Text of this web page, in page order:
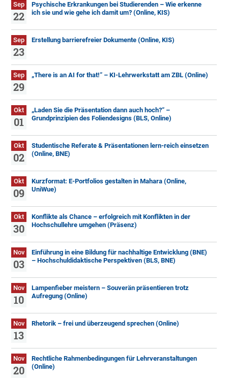
Sep
22
Psychische Erkrankungen bei Studierenden – Wie erkenne
ich sie und wie gehe ich damit um? (Online, KIS)
Sep
23
Erstellung barrierefreier Dokumente (Online, KIS)
Sep
29
„There is an AI for that!“ – KI-Lehrwerkstatt am ZBL (Online)
Okt
01
„Laden Sie die Präsentation dann auch hoch?“ –
Grundprinzipien des Foliendesigns (BLS, Online)
Okt
02
Studentische Referate & Präsentationen lern-reich einsetzen
(Online, BNE)
Okt
09
Kurzformat: E-Portfolios gestalten in Mahara (Online,
UniWue)
Okt
30
Konflikte als Chance – erfolgreich mit Konflikten in der
Hochschullehre umgehen (Präsenz)
Nov
03
Einführung in eine Bildung für nachhaltige Entwicklung (BNE)
– Hochschuldidaktische Perspektiven (BLS, BNE)
Nov
10
Lampenfieber meistern – Souverän präsentieren trotz
Aufregung (Online)
Nov
13
Rhetorik – frei und überzeugend sprechen (Online)
Nov
20
Rechtliche Rahmenbedingungen für Lehrveranstaltungen
(Online)